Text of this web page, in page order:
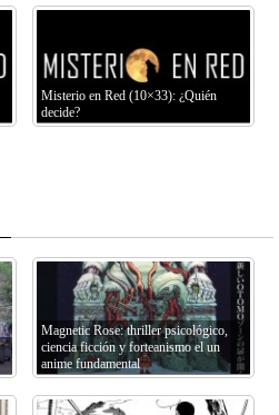
Misterio en Red (10×33): ¿Quién
decide?
Magnetic Rose: thriller psicológico,
ciencia ficción y forteanismo el un
anime fundamental